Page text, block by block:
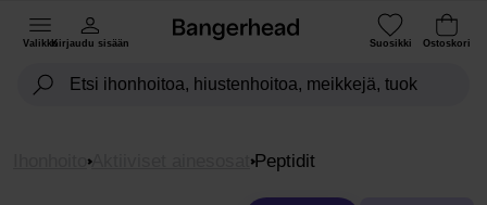
ValikkoKirjaudu sisään Suosikki Ostoskori
Aktiiviset ainesosat Peptidit